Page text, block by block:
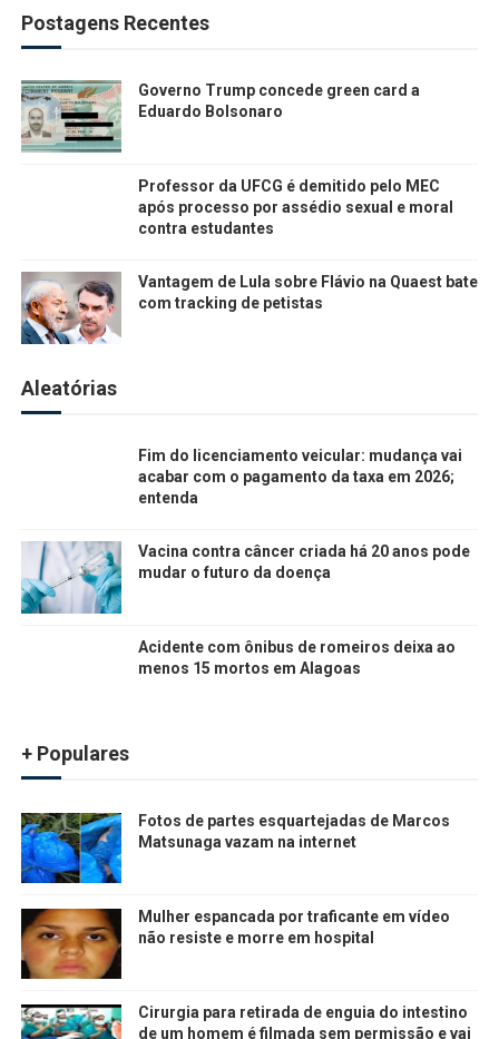
Postagens Recentes
Governo Trump concede green card a
Eduardo Bolsonaro
Professor da UFCG é demitido pelo MEC
após processo por assédio sexual e moral
contra estudantes
Vantagem de Lula sobre Flávio na Quaest bate
com tracking de petistas
Aleatórias
Fim do licenciamento veicular: mudança vai
acabar com o pagamento da taxa em 2026;
entenda
Vacina contra câncer criada há 20 anos pode
mudar o futuro da doença
Acidente com ônibus de romeiros deixa ao
menos 15 mortos em Alagoas
+ Populares
Fotos de partes esquartejadas de Marcos
Matsunaga vazam na internet
Mulher espancada por traficante em vídeo
não resiste e morre em hospital
Cirurgia para retirada de enguia do intestino
de um homem é filmada sem permissão e vai